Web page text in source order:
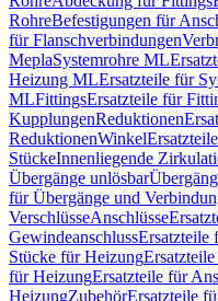
RohreBefestigungen für
für Flanschverbindungen
MeplaSystemrohre ML
Heizung MLErsatzteile für
MLFittingsErsatzteile für
KupplungenReduktionen
ReduktionenWinkel
StückeInnenliegende
Übergänge unlösbar
für Übergänge und
VerschlüsseAnschlüsse
GewindeanschlussErsatzteile
Stücke für Heizung
für HeizungErsatzteile für
HeizungZubehörErsatzteile